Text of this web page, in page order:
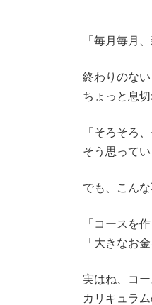
「毎月毎月
終わりのない
ちょっと息
「そろそろ
そう思って
でも、こん
「コースを
「大きなお
実はね、コー
カリキュラ